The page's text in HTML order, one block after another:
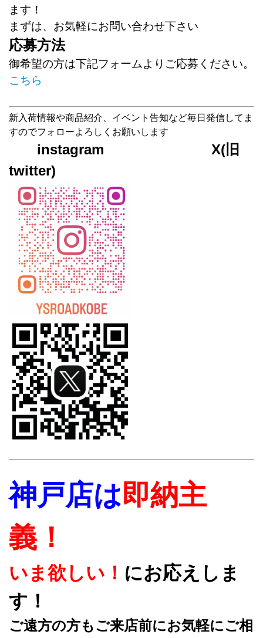
ます！
まずは、お気軽にお問い合わせ下さい
応募方法
御希望の方は下記フォームよりご応募ください。
こちら
新入荷情報や商品紹介、イベント告知など毎日発信してま
すのでフォローよろしくお願いします
instagram X(旧
twitter)
神戸店は即納主
義！
いま欲しい！ にお応えしま
す！
ご遠方の方もご来店前にお気軽にご相